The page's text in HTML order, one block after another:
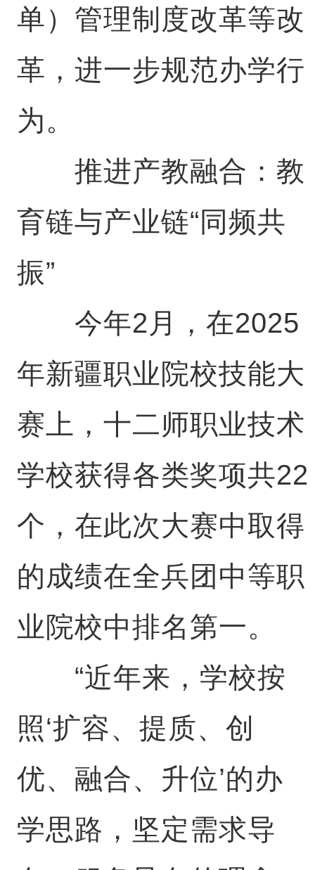
单）管理制度改革等改
革，进一步规范办学行
为。
推进产教融合：教
育链与产业链“同频共
振”
今年2月，在2025
年新疆职业院校技能大
赛上，十二师职业技术
学校获得各类奖项共22
个，在此次大赛中取得
的成绩在全兵团中等职
业院校中排名第一。
“近年来，学校按
照‘扩容、提质、创
优、融合、升位’的办
学思路，坚定需求导